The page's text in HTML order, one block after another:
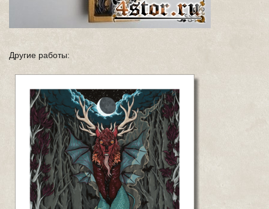
Другие работы: